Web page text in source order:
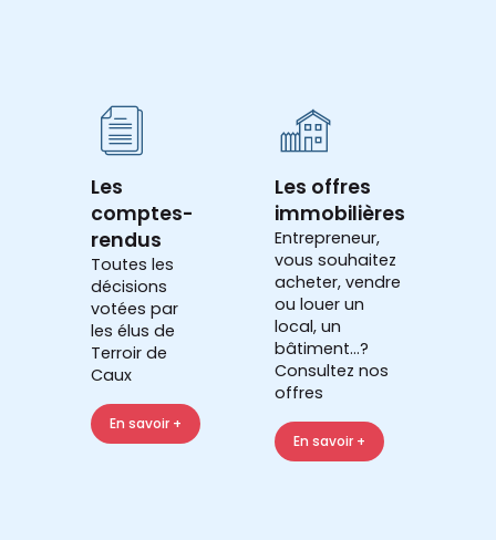
Les
comptes-
rendus
Toutes les
décisions
votées par
les élus de
Terroir de
Caux
En savoir +
Les offres
immobilières
Entrepreneur,
vous souhaitez
acheter, vendre
ou louer un
local, un
bâtiment...?
Consultez nos
offres
En savoir +